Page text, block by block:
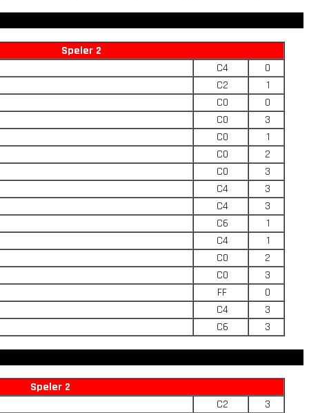
Speler 2
C4
0
C2
1
C0
0
C0
3
C0
1
C0
2
C0
3
C4
3
C4
3
C6
1
C4
1
C0
2
C0
3
FF
0
C4
3
C6 3
Speler 2
C2
3